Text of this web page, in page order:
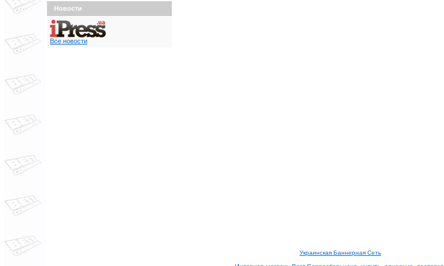
Новости
Все новости
Украинская Баннерная Сеть